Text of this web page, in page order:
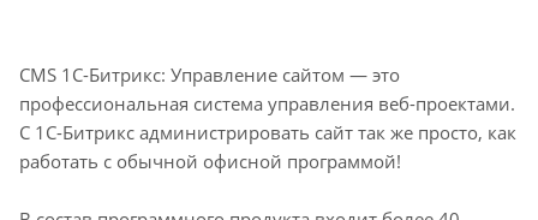
CMS 1С-Битрикс: Управление сайтом — это
профессиональная система управления веб-проектами.
С 1С-Битрикс администрировать сайт так же просто, как
работать с обычной офисной программой!